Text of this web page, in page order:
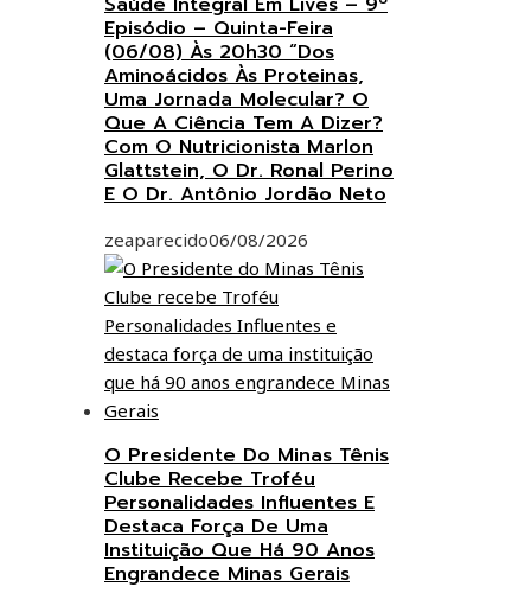
Episódio – Quinta-Feira
(06/08) Às 20h30 “Dos
Aminoácidos Às Proteinas,
Uma Jornada Molecular? O
Que A Ciência Tem A Dizer?
Com O Nutricionista Marlon
Glattstein, O Dr. Ronal Perino
E O Dr. Antônio Jordão Neto
zeaparecido06/08/2026
O Presidente Do Minas Tênis
Clube Recebe Troféu
Personalidades Influentes E
Destaca Força De Uma
Instituição Que Há 90 Anos
Engrandece Minas Gerais